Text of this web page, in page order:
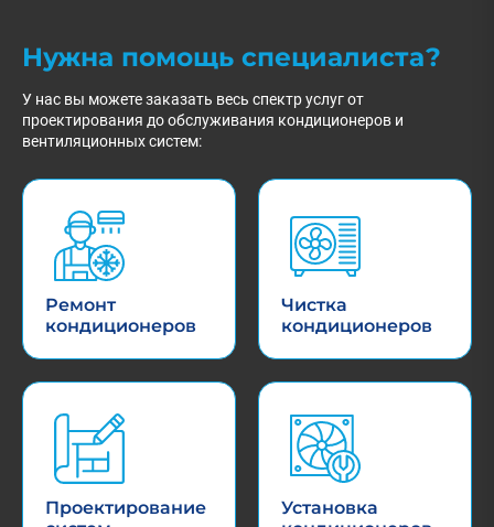
Нужна помощь специалиста?
У нас вы можете заказать весь спектр услуг от
проектирования до обслуживания кондиционеров и
вентиляционных систем:
Ремонт
кондиционеров
Чистка
кондиционеров
Проектирование
Установка